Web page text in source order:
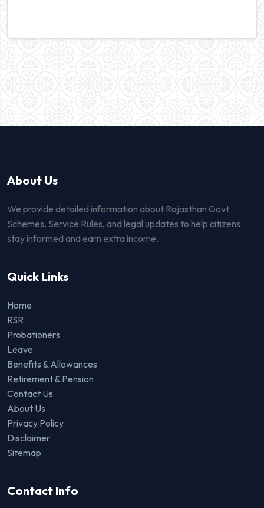
About Us
We provide detailed information about Rajasthan Govt
Schemes, Service Rules, and legal updates to help citizens
stay informed and earn extra income.
Quick Links
Home
RSR
Probationers
Leave
Benefits & Allowances
Retirement & Pension
Contact Us
About Us
Privacy Policy
Disclaimer
Sitemap
Contact Info